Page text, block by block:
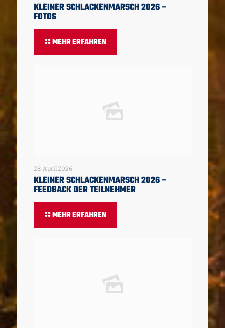
KLEINER SCHLACKENMARSCH 2026 –
FOTOS
MEHR ERFAHREN
28. April 2026
KLEINER SCHLACKENMARSCH 2026 –
FEEDBACK DER TEILNEHMER
MEHR ERFAHREN